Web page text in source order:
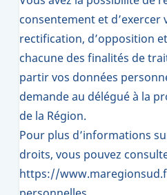
consentement et d’exercer
rectification, d’opposition
chacune des finalités de
partir vos données
demande au délégué à la
de la Région.
Pour plus d’informations
droits, vous pouvez
https://